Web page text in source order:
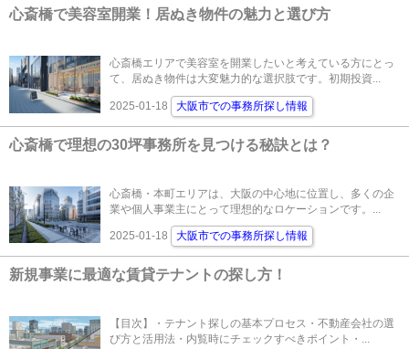
心斎橋で美容室開業！居ぬき物件の魅力と選び方
心斎橋エリアで美容室を開業したいと考えている方にとっ
て、居ぬき物件は大変魅力的な選択肢です。初期投資...
2025-01-18 大阪市での事務所探し情報
心斎橋で理想の30坪事務所を見つける秘訣とは？
心斎橋・本町エリアは、大阪の中心地に位置し、多くの企
業や個人事業主にとって理想的なロケーションです。...
2025-01-18 大阪市での事務所探し情報
新規事業に最適な賃貸テナントの探し方！
【目次】・テナント探しの基本プロセス・不動産会社の選
び方と活用法・内覧時にチェックすべきポイント・...